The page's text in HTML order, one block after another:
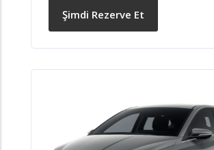
Şimdi Rezerve Et